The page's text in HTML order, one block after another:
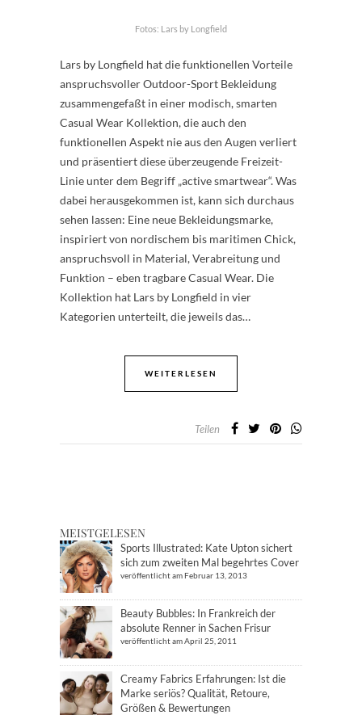
Fotos: Lars by Longfield
Lars by Longfield hat die funktionellen Vorteile
anspruchsvoller Outdoor-Sport Bekleidung
zusammengefaßt in einer modisch, smarten
Casual Wear Kollektion, die auch den
funktionellen Aspekt nie aus den Augen verliert
und präsentiert diese überzeugende Freizeit-
Linie unter dem Begriff „active smartwear“. Was
dabei herausgekommen ist, kann sich durchaus
sehen lassen: Eine neue Bekleidungsmarke,
inspiriert von nordischem bis maritimen Chick,
anspruchsvoll in Material, Verabreitung und
Funktion – eben tragbare Casual Wear. Die
Kollektion hat Lars by Longfield in vier
Kategorien unterteilt, die jeweils das…
WEITERLESEN
Teilen
MEISTGELESEN
Sports Illustrated: Kate Upton sichert
sich zum zweiten Mal begehrtes Cover
veröffentlicht am Februar 13, 2013
Beauty Bubbles: In Frankreich der
absolute Renner in Sachen Frisur
veröffentlicht am April 25, 2011
Creamy Fabrics Erfahrungen: Ist die
Marke seriös? Qualität, Retoure,
Größen & Bewertungen